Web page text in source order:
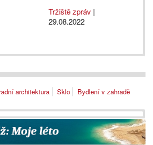
Tržiště zpráv |
29.08.2022
architektura Sklo Bydlení v zahradě